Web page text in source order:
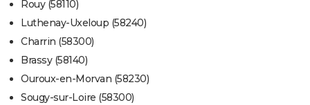
Rouy (58110)
Luthenay-Uxeloup (58240)
Charrin (58300)
Brassy (58140)
Ouroux-en-Morvan (58230)
Sougy-sur-Loire (58300)